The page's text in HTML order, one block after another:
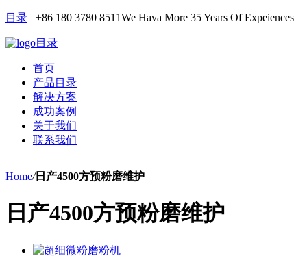
目录 +86 180 3780 8511We Hava More 35 Years Of Expeiences
目录
首页
产品目录
解决方案
成功案例
关于我们
联系我们
Home/日产4500方预粉磨维护
日产4500方预粉磨维护